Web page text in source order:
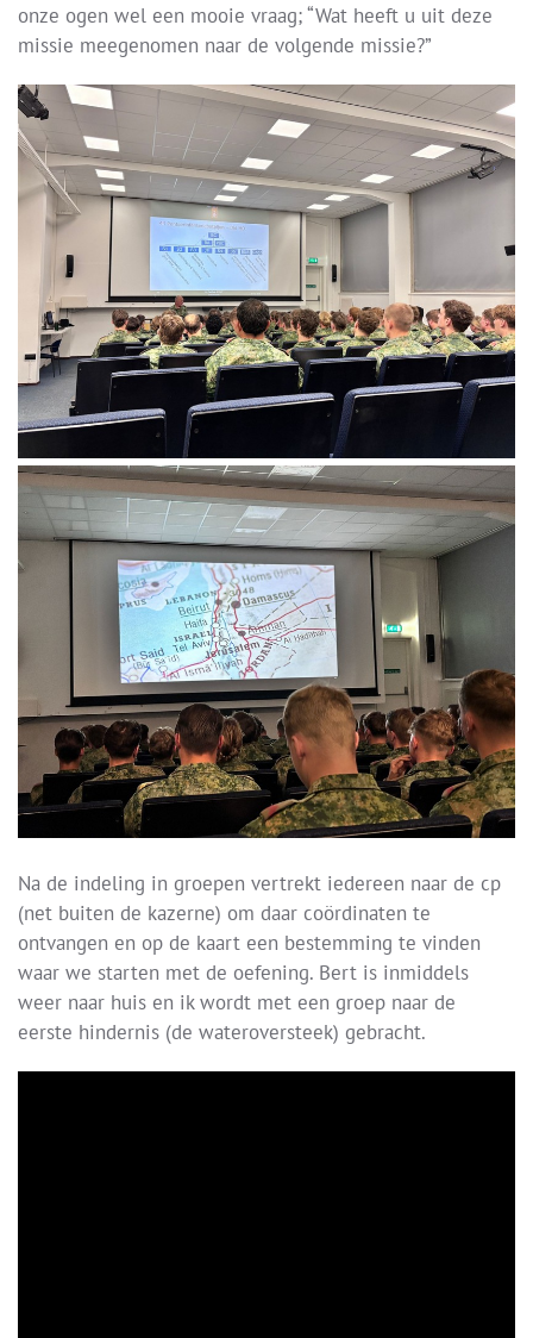
onze ogen wel een mooie vraag; “Wat heeft u uit deze
missie meegenomen naar de volgende missie?”
Na de indeling in groepen vertrekt iedereen naar de cp
(net buiten de kazerne) om daar coördinaten te
ontvangen en op de kaart een bestemming te vinden
waar we starten met de oefening. Bert is inmiddels
weer naar huis en ik wordt met een groep naar de
eerste hindernis (de wateroversteek) gebracht.